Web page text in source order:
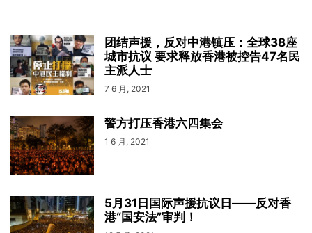
团结声援，反对中港镇压：全球38座
城市抗议 要求释放香港被控告47名民
主派人士
7 6 月, 2021
警方打压香港六四集会
1 6 月, 2021
5月31日国际声援抗议日——反对香
港“国安法”审判！